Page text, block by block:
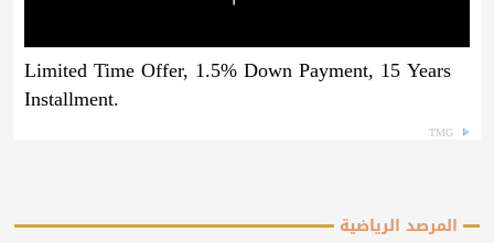
Limited Time Offer, 1.5% Down Payment, 15 Years
Installment.
TMG
المرصد الرياضية